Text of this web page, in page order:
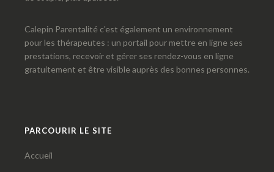
Calepin Parentalité c'est également un environnement
pour les thérapeutes : un portail pour mettre en ligne ses
prestations, recevoir et gérer ses rendez-vous en ligne
gratuitement et être visible auprès des bonnes personnes.
PARCOURIR LE SITE
Accueil